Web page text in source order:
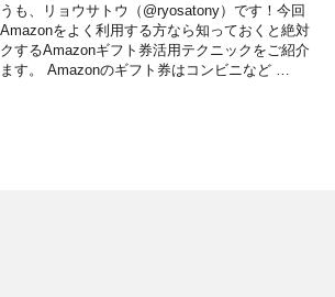
も、リョウサトウ（@ryosatony）です！今回
をよく利用する方なら知っておくと絶対
クするAmazonギフト券活用テクニックをご紹介
す。 Amazonのギフト券はコンビニなど …